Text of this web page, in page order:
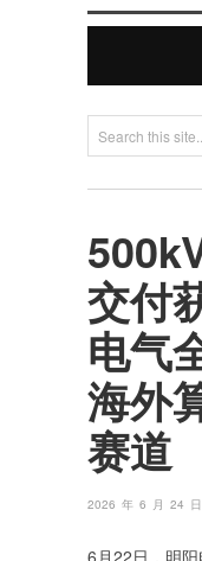
交付
电气
海外
赛道
2026 年 6 月 24 日
6月22日，明